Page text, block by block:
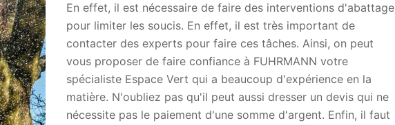
En effet, il est nécessaire de faire des interventions d'abattage
pour limiter les soucis. En effet, il est très important de
contacter des experts pour faire ces tâches. Ainsi, on peut
vous proposer de faire confiance à FUHRMANN votre
spécialiste Espace Vert qui a beaucoup d'expérience en la
matière. N'oubliez pas qu'il peut aussi dresser un devis qui ne
nécessite pas le paiement d'une somme d'argent. Enfin, il faut